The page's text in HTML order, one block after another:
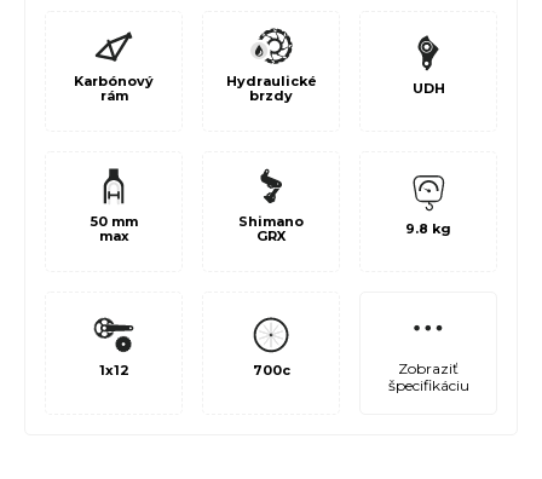
Karbónový
rám
Hydraulické
brzdy
UDH
50 mm
max
Shimano
GRX
9.8 kg
1x12 700c
Zobraziť
špecifikáciu